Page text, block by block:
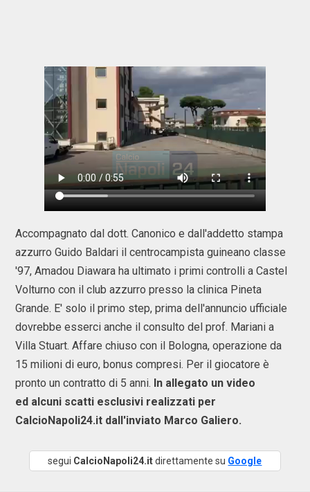
Accompagnato dal dott. Canonico e dall'addetto stampa
azzurro Guido Baldari il centrocampista guineano classe
'97, Amadou Diawara ha ultimato i primi controlli a Castel
Volturno con il club azzurro presso la clinica Pineta
Grande. E' solo il primo step, prima dell'annuncio ufficiale
dovrebbe esserci anche il consulto del prof. Mariani a
Villa Stuart. Affare chiuso con il Bologna, operazione da
15 milioni di euro, bonus compresi. Per il giocatore è
pronto un contratto di 5 anni. In allegato un video
ed alcuni scatti esclusivi realizzati per
CalcioNapoli24.it dall'inviato Marco Galiero.
segui CalcioNapoli24.itdirettamente su Google